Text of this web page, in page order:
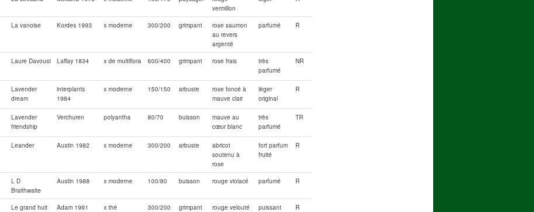
vermillon
La vanoise Kordes 1993 x moderne 300/200 grimpant
rose saumon
au revers
argenté
parfumé R
Laure Davoust Laffay 1834 x de multiflora 600/400 grimpant rose frais
très
parfumé
NR
Lavender
dream
interplants
1984
x moderne 150/150 arbuste
rose foncé à
mauve clair
léger
original
R
Lavender
friendship
Verchuren polyantha 80/70 buisson
mauve au
cœur blanc
très
parfumé
TR
Leander Austin 1982 x moderne 300/200 arbuste
abricot
soutenu à
rose
fort parfum
fruité
R
L D
Braithwaite
Austin 1988 x moderne 100/80 buisson rouge violacé parfumé R
Le grand huit Adam 1991 x thé 300/200 grimpant rouge velouté puissant R